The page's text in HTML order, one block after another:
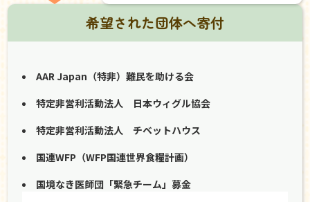
希望された団体へ寄付
AAR Japan（特非）難民を助ける会
特定非営利活動法人 日本ウィグル協会
特定非営利活動法人 チベットハウス
国連WFP（WFP国連世界食糧計画）
国境なき医師団「緊急チーム」募金